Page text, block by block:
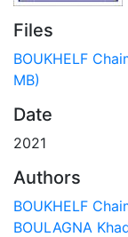
Files
BOUKHELF
MB)
Date
2021
Authors
BOUKHELF
BOULAGNA